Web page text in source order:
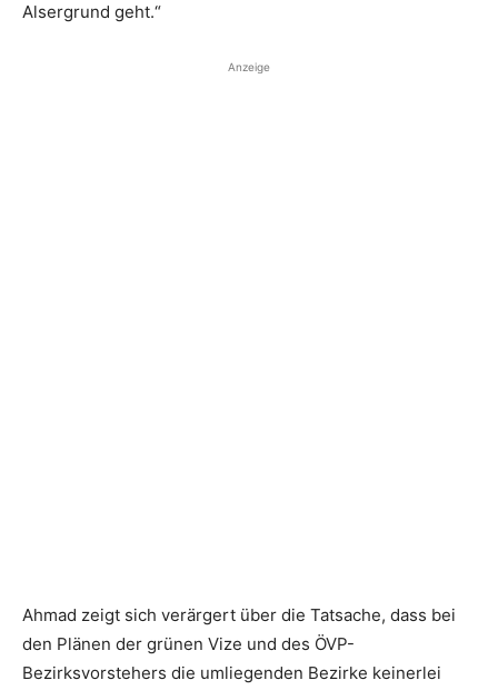
Alsergrund geht.“
Anzeige
Ahmad zeigt sich verärgert über die Tatsache, dass bei
den Plänen der grünen Vize und des ÖVP-
Bezirksvorstehers die umliegenden Bezirke ­keinerlei